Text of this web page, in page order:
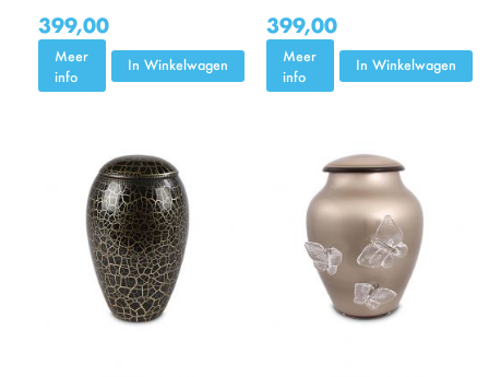
399,00
Meer
info
In Winkelwagen
399,00
Meer
info
In Winkelwagen